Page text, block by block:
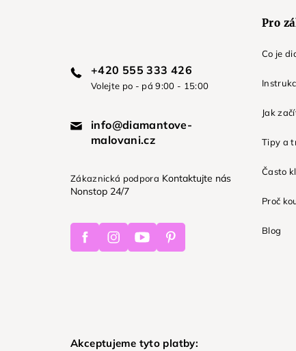
+420 555 333 426
Volejte po - pá 9:00 - 15:00
info@diamantove-
malovani.cz
Zákaznická podpora Kontaktujte nás
Nonstop 24/7
FacebookInstagramYoutubePinterest
Pro
Co je
Jak
Tipy a
Často
Proč
Blog
Akceptujeme tyto platby: